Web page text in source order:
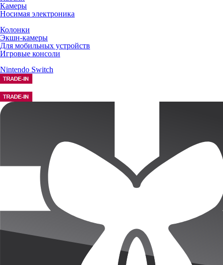
Камеры
Носимая электроника
Колонки
Экшн-камеры
Для мобильных устройств
Игровые консоли
Nintendo Switch